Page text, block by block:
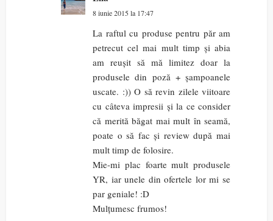
8 iunie 2015 la 17:47
La raftul cu produse pentru păr am
petrecut cel mai mult timp și abia
am reușit să mă limitez doar la
produsele din poză + șampoanele
uscate. :)) O să revin zilele viitoare
cu câteva impresii și la ce consider
că merită băgat mai mult în seamă,
poate o să fac și review după mai
mult timp de folosire.
Mie-mi plac foarte mult produsele
YR, iar unele din ofertele lor mi se
par geniale! :D
Mulțumesc frumos!